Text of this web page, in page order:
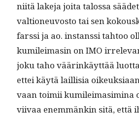
niitä lake­ja joi­ta talos­sa
val­tioneu­vos­to tai sen
farssi ja ao. instanssi tah­too
kumileimasin on IMO
joku taho väärinkäyt­tää
ettei käytä lail­lisia
vaan toimii kumileimasim­i­na
vi­ivaa enem­mänkin sitä, että